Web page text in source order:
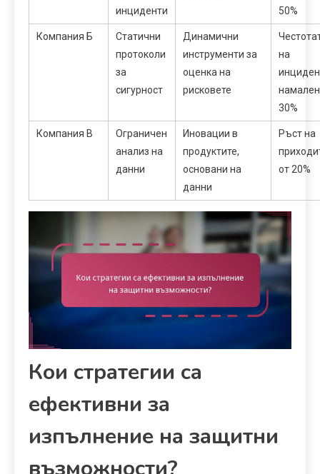
инциденти
50%
Компания Б
Статични
протоколи
за
сигурност
Динамични
инструменти за
оценка на
рисковете
на
30%
Компания В
Ограничен
анализ на
данни
Иновации в
продуктите,
основани на
данни
Ръст на
от 20%
Кои стратегии са
ефективни за
изпълнение на защитни